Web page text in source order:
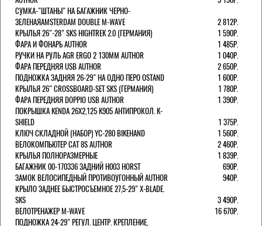
СУМКА-"ШТАНЫ" НА БАГАЖНИК ЧЕРНО-
ЗЕЛЕНАЯAMSTERDAM DOUBLE M-WAVE
2 812Р.
КРЫЛЬЯ 26"-28" SKS HIGHTREK 2.0 (ГЕРМАНИЯ)
1 590Р.
ФАРА И ФОНАРЬ AUTHOR
1 485Р.
РУЧКИ НА РУЛЬ AGR ERGO 2 130ММ AUTHOR
1 040Р.
ФАРА ПЕРЕДНЯЯ USB AUTHOR
2 650Р.
ПОДНОЖКА ЗАДНЯЯ 26-29" НА ОДНО ПЕРО OSTAND
1 600Р.
КРЫЛЬЯ 26" CROSSBOARD-SET SKS (ГЕРМАНИЯ)
1 780Р.
ФАРА ПЕРЕДНЯЯ DOPPIO USB AUTHOR
1 390Р.
ПОКРЫШКА KENDA 26Х2,125 K905 АНТИПРОКОЛ. K-
SHIELD
1 375Р.
КЛЮЧ СКЛАДНОЙ (НАБОР) YC-280 BIKEHAND
1 560Р.
ВЕЛОКОМПЬЮТЕР CAT 8S AUTHOR
2 460Р.
КРЫЛЬЯ ПОЛНОРАЗМЕРНЫЕ
1 839Р.
БАГАЖНИК 00-170336 ЗАДНИЙ H003 HORST
690Р.
ЗАМОК ВЕЛОСИПЕДНЫЙ ПРОТИВОУГОННЫЙ AUTHOR
940Р.
КРЫЛО ЗАДНЕЕ БЫСТРОСЪЕМНОЕ 27,5-29" X-BLADE.
SKS
3 490Р.
ВЕЛОТРЕНАЖЕР M-WAVE
16 670Р.
ПОДНОЖКА 24-29" РЕГУЛ. ЦЕНТР. КРЕПЛЕНИЕ,